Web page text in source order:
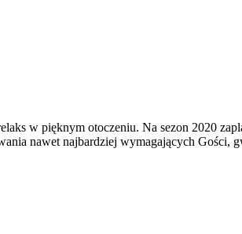
w pięknym otoczeniu. Na sezon 2020
nawet najbardziej wymagających Gości,